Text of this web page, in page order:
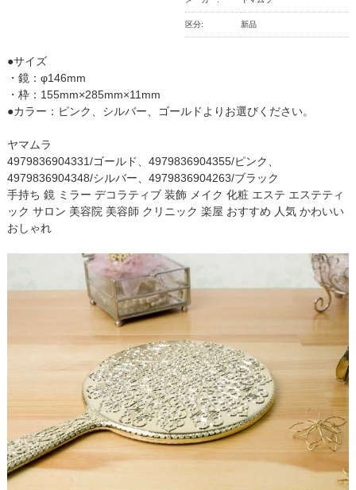
区分: 新品
●サイズ
・鏡：φ146mm
・枠：155mm×285mm×11mm
●カラー：ピンク、シルバー、ゴールドよりお選びください。
ヤマムラ
4979836904331/ゴールド、4979836904355/ピンク、
4979836904348/シルバー、4979836904263/ブラック
手持ち 鏡 ミラー デコラティブ 装飾 メイク 化粧 エステ エステティ
ック サロン 美容院 美容師 クリニック 楽屋 おすすめ 人気 かわいい
おしゃれ